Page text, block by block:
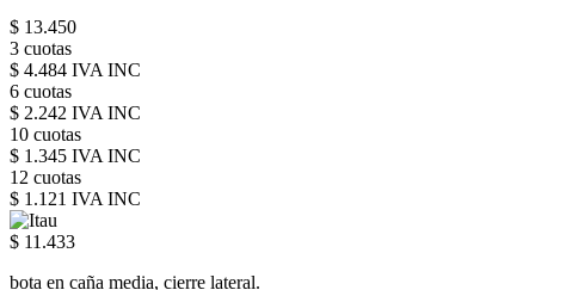
$ 13.450
3 cuotas
$ 4.484 IVA INC
6 cuotas
$ 2.242 IVA INC
10 cuotas
$ 1.345 IVA INC
12 cuotas
$ 1.121 IVA INC
$ 11.433
bota en caña media, cierre lateral.